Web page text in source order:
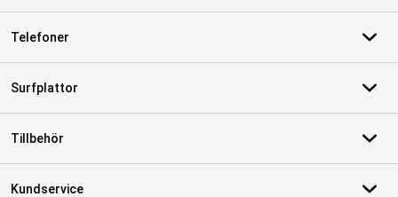
Telefoner
Surfplattor
Tillbehör
Kundservice